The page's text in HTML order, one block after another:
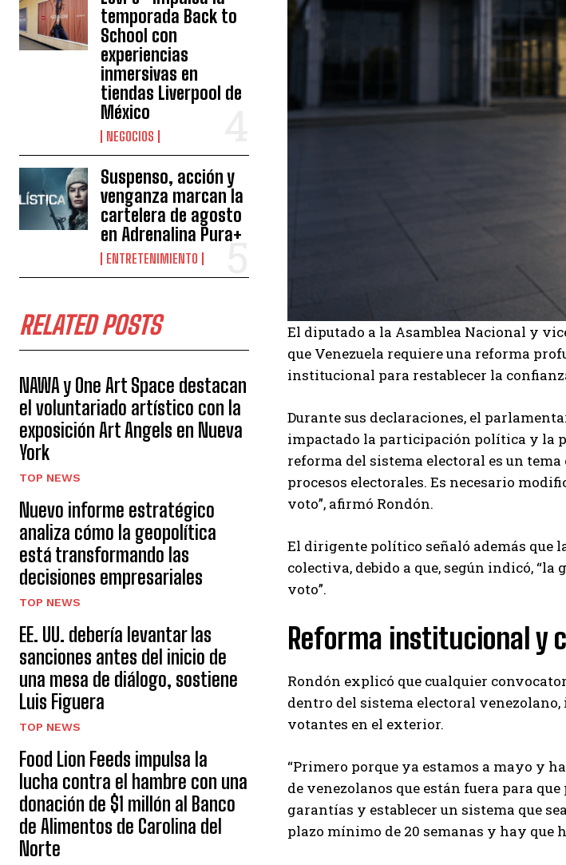
I WANT IN
I've read and accept thePrivacy
Carlos Mendoza
Carlos Mendoza es
empresas de
aumentar su
en el mercado. Su trabajo aporta
comunidades empresariales como la
Nueva Prensa.
temporada Back to
School con
experiencias
inmersivas en
tiendas Liverpool de
México
NEGOCIOS
Suspenso, acción y
venganza marcan la
cartelera de agosto
en Adrenalina Pura+
ENTRETENIMIENTO
RELATED POSTS
NAWA y One Art Space destacan
el voluntariado artístico con la
exposición Art Angels en Nueva
York
TOP NEWS
Nuevo informe estratégico
analiza cómo la geopolítica
está transformando las
decisiones empresariales
TOP NEWS
EE. UU. debería levantar las
sanciones antes del inicio de
una mesa de diálogo, sostiene
Luis Figuera
TOP NEWS
Food Lion Feeds impulsa la
lucha contra el hambre con una
donación de $1 millón al Banco
de Alimentos de Carolina del
Norte
El diputado a la Asamblea Nacional y
que Venezuela requiere una reforma
institucional para restablecer la
Durante sus declaraciones, el
impactado la participación política y la
reforma del sistema electoral es un
procesos electorales. Es necesario
voto”, afirmó Rondón.
El dirigente político señaló además que
colectiva, debido a que, según indicó, “la
voto”.
Reforma institucional y
Rondón explicó que cualquier
dentro del sistema electoral
votantes en el exterior.
“Primero porque ya estamos a mayo y
de venezolanos que están fuera para
garantías y establecer un sistema que
plazo mínimo de 20 semanas y hay que